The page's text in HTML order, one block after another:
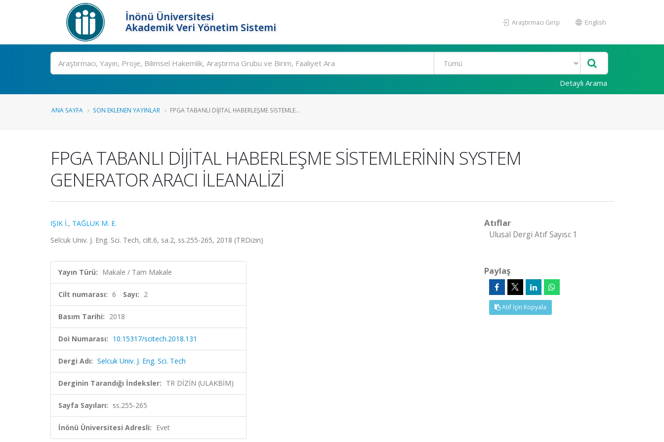
İnönü Üniversitesi
Akademik Veri Yönetim Sistemi
Araştırmacı Girişi English
Ara
Detaylı Arama
ANA SAYFA SON EKLENEN YAYINLAR FPGA TABANLI DİJİTAL HABERLEŞME SİSTEMLE...
FPGA TABANLI DİJİTAL HABERLEŞME SİSTEMLERİNİN SYSTEM
GENERATOR ARACI İLEANALİZİ
IŞIK İ., TAĞLUK M. E.
Selcuk Univ. J. Eng. Sci. Tech, cilt.6, sa.2, ss.255-265, 2018 (TRDizin)
Yayın Türü: Makale / Tam Makale
Cilt numarası: 6 Sayı: 2
Basım Tarihi: 2018
Doi Numarası: 10.15317/scitech.2018.131
Dergi Adı: Selcuk Univ. J. Eng. Sci. Tech
Derginin Tarandığı İndeksler: TR DİZİN (ULAKBİM)
Sayfa Sayıları: ss.255-265
İnönü Üniversitesi Adresli: Evet
Atıflar
Ulusal Dergi Atıf Sayısı: 1
Paylaş
Atıf İçin Kopyala